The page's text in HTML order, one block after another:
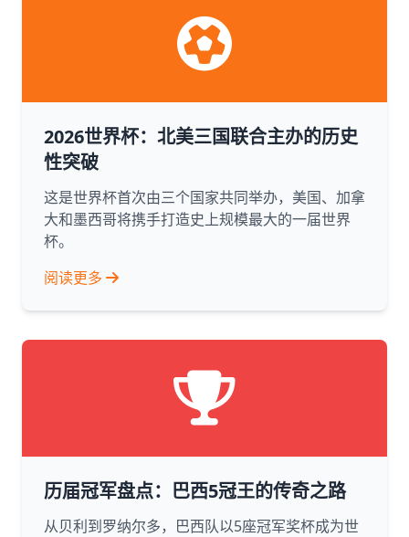
2026世界杯：北美三国联合主办的历史
性突破
这是世界杯首次由三个国家共同举办，美国、加拿
大和墨西哥将携手打造史上规模最大的一届世界
杯。
阅读更多
历届冠军盘点：巴西5冠王的传奇之路
从贝利到罗纳尔多，巴西队以5座冠军奖杯成为世